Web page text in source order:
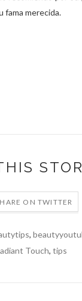
fama merecida.
ON TWITTER
,
Touch, tips